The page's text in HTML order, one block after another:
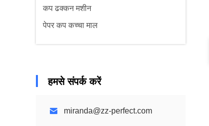
कप ढक्कन मशीन
पेपर कप कच्चा माल
हमसे संपर्क करें
miranda@zz-perfect.com